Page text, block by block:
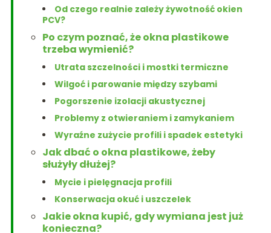
Od czego realnie zależy żywotność okien
PCV?
Po czym poznać, że okna plastikowe
trzeba wymienić?
Utrata szczelności i mostki termiczne
Wilgoć i parowanie między szybami
Pogorszenie izolacji akustycznej
Problemy z otwieraniem i zamykaniem
Wyraźne zużycie profili i spadek estetyki
Jak dbać o okna plastikowe, żeby
służyły dłużej?
Mycie i pielęgnacja profili
Konserwacja okuć i uszczelek
Jakie okna kupić, gdy wymiana jest już
konieczna?